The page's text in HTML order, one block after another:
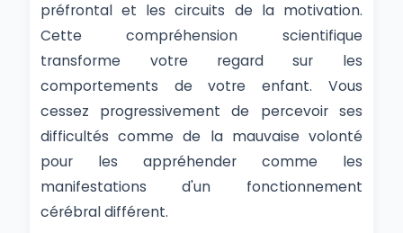
préfrontal et les circuits de la motivation.
Cette compréhension scientifique
transforme votre regard sur les
comportements de votre enfant. Vous
cessez progressivement de percevoir ses
difficultés comme de la mauvaise volonté
pour les appréhender comme les
manifestations d'un fonctionnement
cérébral différent.